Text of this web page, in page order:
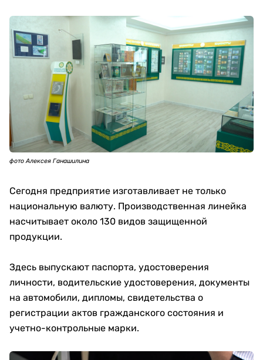
фото Алексея Ганашилина
Сегодня предприятие изготавливает не только
национальную валюту. Производственная линейка
насчитывает около 130 видов защищенной
продукции.
Здесь выпускают паспорта, удостоверения
личности, водительские удостоверения, документы
на автомобили, дипломы, свидетельства о
регистрации актов гражданского состояния и
учетно-контрольные марки.